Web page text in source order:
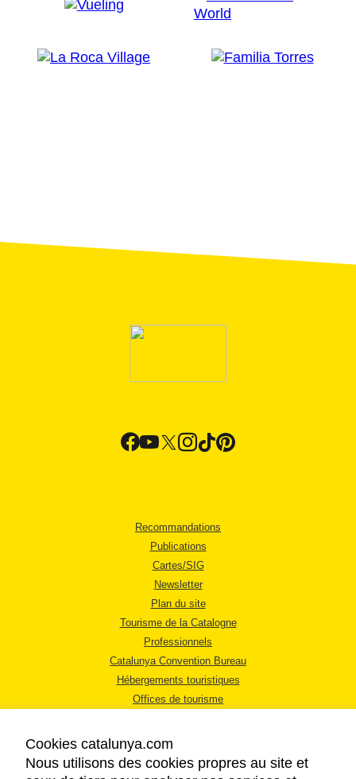
Recommandations
Publications
Cartes/SIG
Newsletter
Plan du site
Tourisme de la Catalogne
Professionnels
Catalunya Convention Bureau
Hébergements touristiques
Offices de tourisme
Cookies catalunya.com
Nous utilisons des cookies propres au site et